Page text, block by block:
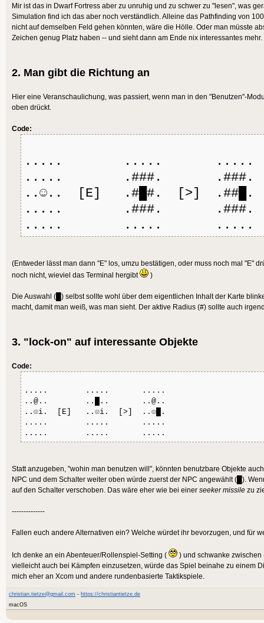
Mir ist das in Dwarf Fortress aber zu unruhig und zu schwer zu "lesen", was
Simulation find ich das aber noch verständlich. Alleine das Pathfinding von
nicht auf demselben Feld gehen könnten, wäre die Hölle. Oder man müsste
Zeichen genug Platz haben -- und sieht dann am Ende nix interessantes mehr.
2. Man gibt die Richtung an
Hier eine Veranschaulichung, was passiert, wenn man in den "Benutzen"-
oben drückt.
Code:
..... .....
..... .###. .###.
..☺.. [E] .#█#. [>] .##█.
..... .###. .###.
..... .....
(Entweder lässt man dann "E" los, umzu bestätigen, oder muss noch mal "E"
noch nicht, wieviel das Terminal hergibt
)
Die Auswahl (█) selbst sollte wohl über dem eigentlichen Inhalt der Karte
macht, damit man weiß, was man sieht. Der aktive Radius (#) sollte auch
3. "lock-on" auf interessante Objekte
Code:
..... ..... .....
..@.. ..█.. ..@..
..☺i. [E] ..☺i. [>] ..☺█.
..... ..... .....
..... ..... .....
Statt anzugeben, "wohin man benutzen will", könnten benutzbare Objekte
NPC und dem Schalter weiter oben würde zuerst der NPC angewählt (█).
auf den Schalter verschoben. Das wäre eher wie bei einer seeker missile zu
--------------
Fallen euch andere Alternativen ein? Welche würdet ihr bevorzugen, und für
Ich denke an ein Abenteuer/Rollenspiel-Setting (
) und schwanke
vielleicht auch bei Kämpfen einzusetzen, würde das Spiel beinahe zu einem
mich eher an Xcom und andere rundenbasierte Taktikspiele.
christian.tietze@gmail.com - https://christiantietze.de
macOS